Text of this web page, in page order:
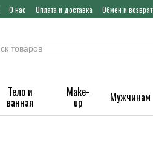
О нас Оплата и доставка Обмен и возврат
Тело и
ванная
Make-
up Мужчинам